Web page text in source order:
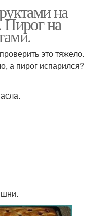
на
Пирог на
это тяжело.
а пирог испарился?